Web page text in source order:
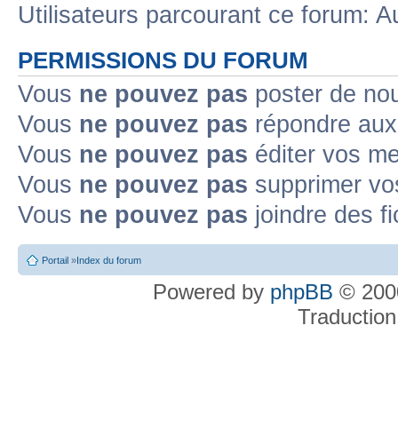
Utilisateurs parcourant ce forum:
PERMISSIONS DU FORUM
Vous ne pouvez pas poster de
Vous ne pouvez pas répondre
Vous ne pouvez pas éditer vos
Vous ne pouvez pas supprimer
Vous ne pouvez pas joindre des
Portail »Index du forum
Powered by phpBB ©